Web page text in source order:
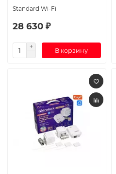
Standard Wi-Fi
28 630 ₽
В корзину